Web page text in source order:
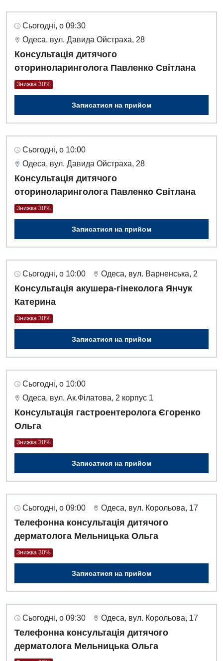
Сьогодні, о 09:30
Одеса, вул. Давида Ойстраха, 28
Консультація дитячого
оториноларинголога Павленко Світлана
Знижка 30%
Записатися на прийом
Сьогодні, о 10:00
Одеса, вул. Давида Ойстраха, 28
Консультація дитячого
оториноларинголога Павленко Світлана
Знижка 30%
Записатися на прийом
Сьогодні, о 10:00 Одеса, вул. Варненська, 2
Консультація акушера-гінеколога Янчук
Катерина
Знижка 30%
Записатися на прийом
Сьогодні, о 10:00
Одеса, вул. Ак.Філатова, 2 корпус 1
Консультація гастроентеролога Єгоренко
Ольга
Знижка 30%
Записатися на прийом
Сьогодні, о 09:00 Одеса, вул. Корольова, 17
Телефонна консультація дитячого
дерматолога Мельницька Ольга
Знижка 30%
Записатися на прийом
Сьогодні, о 09:30 Одеса, вул. Корольова, 17
Телефонна консультація дитячого
дерматолога Мельницька Ольга